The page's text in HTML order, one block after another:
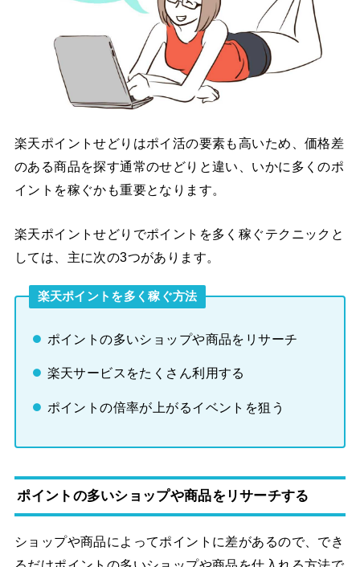
楽天ポイントせどりはポイ活の要素も高いため、価格差
のある商品を探す通常のせどりと違い、いかに多くのポ
イントを稼ぐかも重要となります。
楽天ポイントせどりでポイントを多く稼ぐテクニックと
しては、主に次の3つがあります。
楽天ポイントを多く稼ぐ方法
ポイントの多いショップや商品をリサーチ
楽天サービスをたくさん利用する
ポイントの倍率が上がるイベントを狙う
ポイントの多いショップや商品をリサーチする
ショップや商品によってポイントに差があるので、でき